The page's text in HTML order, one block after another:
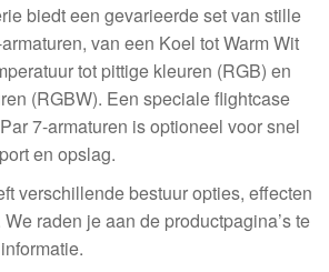
biedt een gevarieerde set van stille
van een Koel tot Warm Wit
tot pittige kleuren (RGB) en
(RGBW). Een speciale flightcase
7-armaturen is optioneel voor snel
en opslag.
verschillende bestuur opties, effecten
raden je aan de productpagina’s te